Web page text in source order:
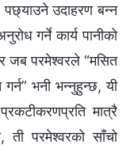
उदाहरण बन्‍न
गर्ने कार्य पानीको
जब परमेश्‍वरले “मसित
भनी भन्‍नुहुन्छ, यी
मात्रै
ती परमेश्‍वरको साँचो